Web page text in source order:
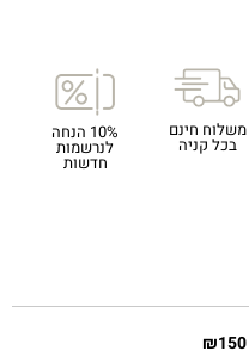
משלוח חינם
בכל קניה
10% הנחה
לנרשמות
חדשות